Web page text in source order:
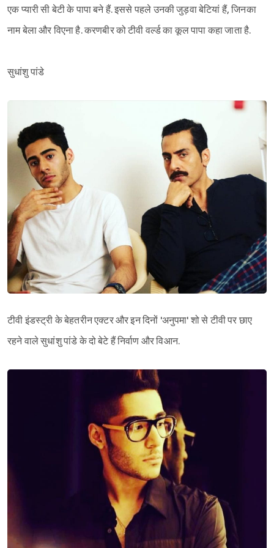
एक प्यारी सी बेटी के पापा बने हैं. इससे पहले उनकी जुड़वा बेटियां हैं, जिनका
नाम बेला और विएना है. करणबीर को टीवी वर्ल्ड का कूल पापा कहा जाता है.
सुधांशु पांडे
टीवी इंडस्ट्री के बेहतरीन एक्टर और इन दिनों 'अनुपमा' शो से टीवी पर छाए
रहने वाले सुधांशु पांडे के दो बेटे हैं निर्वाण और विआन.